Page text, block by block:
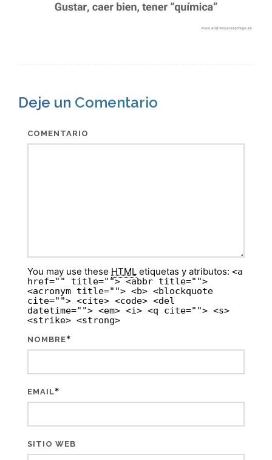
Deje un Comentario
COMENTARIO
You may use these HTML etiquetas y atributos: <a
href="" title=""> <abbr title="">
<acronym title=""> <b> <blockquote
cite=""> <cite> <code> <del
datetime=""> <em> <i> <q cite=""> <s>
<strike> <strong>
NOMBRE*
EMAIL*
SITIO WEB